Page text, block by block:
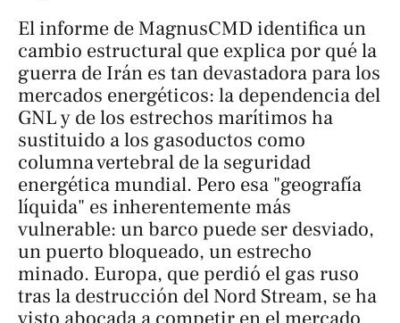
El informe de MagnusCMD identifica un
cambio estructural que explica por qué la
guerra de Irán es tan devastadora para los
mercados energéticos: la dependencia del
GNL y de los estrechos marítimos ha
sustituido a los gasoductos como
columna vertebral de la seguridad
energética mundial. Pero esa "geografía
líquida" es inherentemente más
vulnerable: un barco puede ser desviado,
un puerto bloqueado, un estrecho
minado. Europa, que perdió el gas ruso
tras la destrucción del Nord Stream, se ha